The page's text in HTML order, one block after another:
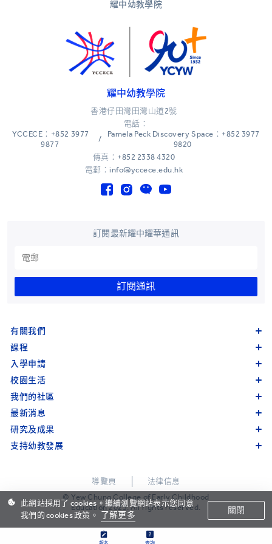
耀中幼教學院
耀中幼教學院
香港仔田灣田灣山道2號
電話：
YCCECE：+852 3977
9877
/
Pamela Peck Discovery Space：+852 3977
9820
傳真：+852 2338 4320
電郵：info@yccece.edu.hk
訂閱最新耀中耀華通訊
訂閱通訊
有關我們
課程
入學申請
校園生活
我們的社區
最新消息
研究及成果
支持幼教發展
導覽頁
法律信息
© Yew Chung College of Early Childhood
Education 2023. All rights reserved.
此網站採用了 cookies。繼續瀏覽網站表示您同意
我們的 cookies 政策。 了解更多 關閉